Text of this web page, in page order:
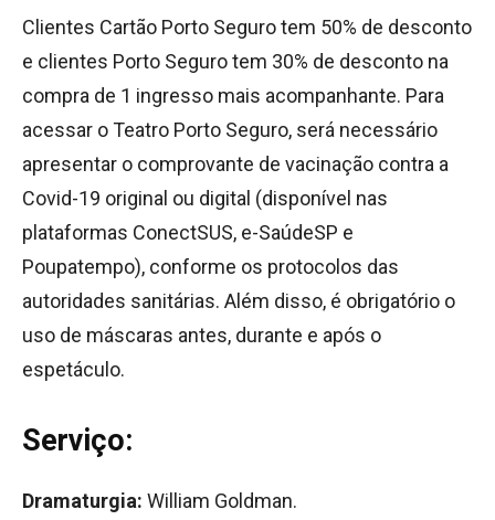
Clientes Cartão Porto Seguro tem 50% de desconto
e clientes Porto Seguro tem 30% de desconto na
compra de 1 ingresso mais acompanhante. Para
acessar o Teatro Porto Seguro, será necessário
apresentar o comprovante de vacinação contra a
Covid-19 original ou digital (disponível nas
plataformas ConectSUS, e-SaúdeSP e
Poupatempo), conforme os protocolos das
autoridades sanitárias. Além disso, é obrigatório o
uso de máscaras antes, durante e após o
espetáculo.
Serviço:
Dramaturgia: William Goldman.